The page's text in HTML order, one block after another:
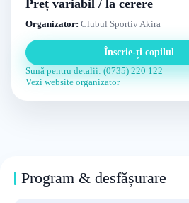
Preț variabil / la cerere
Organizator: Clubul Sportiv Akira
Înscrie-ți copilul
Sună pentru detalii: (0735) 220 122
Vezi website organizator
Program & desfășurare